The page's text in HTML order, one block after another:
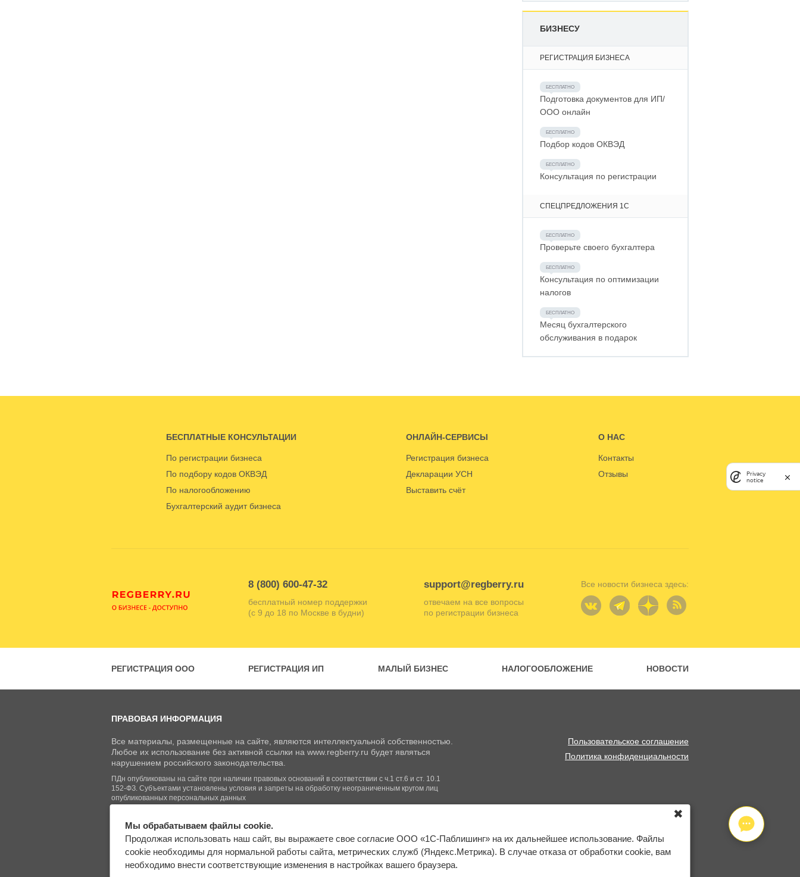
БИЗНЕСУ
РЕГИСТРАЦИЯ БИЗНЕСА
Подготовка документов для ИП/
ООО онлайн
Подбор кодов ОКВЭД
Консультация по регистрации
СПЕЦПРЕДЛОЖЕНИЯ 1С
Проверьте своего бухгалтера
Консультация по оптимизации
налогов
Месяц бухгалтерского
обслуживания в подарок
БЕСПЛАТНЫЕ КОНСУЛЬТАЦИИ
По регистрации бизнеса
По подбору кодов ОКВЭД
По налогообложению
Бухгалтерский аудит бизнеса
ОНЛАЙН-СЕРВИСЫ
Регистрация бизнеса
Декларации УСН
Выставить счёт
О НАС
Контакты
Отзывы
8 (800) 600-47-32
бесплатный номер поддержки
(с 9 до 18 по Москве в будни)
support@regberry.ru
отвечаем на все вопросы
по регистрации бизнеса
Все новости бизнеса здесь:
РЕГИСТРАЦИЯ ООО РЕГИСТРАЦИЯ ИП МАЛЫЙ БИЗНЕС НАЛОГООБЛОЖЕНИЕ НОВОСТИ
ПРАВОВАЯ ИНФОРМАЦИЯ
Все материалы, размещенные на сайте, являются интеллектуальной собственностью.
Любое их использование без активной ссылки на www.regberry.ru будет являться
нарушением российского законодательства.
ПДн опубликованы на сайте при наличии правовых оснований в соответствии с ч.1 ст.6 и ст. 10.1
152-ФЗ. Субъектами установлены условия и запреты на обработку неограниченным кругом лиц
опубликованных персональных данных
Пользовательское соглашение
Политика конфиденциальности
© Regberry.ru, 2013–2026
Все права защищены
Входим в группу
компаний «1С»
Карта сайта
Мы обрабатываем файлы cookie.
Продолжая использовать наш сайт, вы выражаете свое согласие ООО «1С-Паблишинг» на их дальнейшее использование. Файлы
cookie необходимы для нормальной работы сайта, метрических служб (Яндекс.Метрика). В случае отказа от обработки cookie, вам
необходимо внести соответствующие изменения в настройках вашего браузера.
✖
Privacy
notice